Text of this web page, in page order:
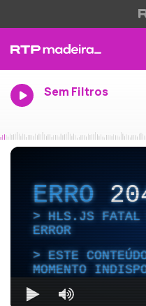
Sem Filtros
ERRO
HLS.JS FATAL
ERROR
ESTE
MOMENTO